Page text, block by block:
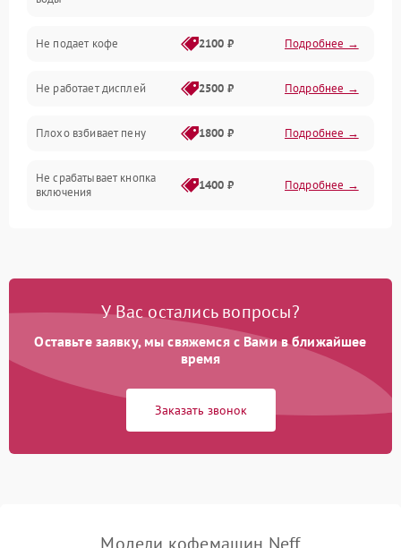
Проблемы с капучинатором и паром
Управление и электроника
Программное обеспечение
Не подает кофе 2100 ₽ Подробнее →
Не работает дисплей 2500 ₽ Подробнее →
Плохо взбивает пену 1800 ₽ Подробнее →
Не срабатывает кнопка
включения
1400 ₽ Подробнее →
Постоянные сбои в работе 1500 ₽ Подробнее →
У Вас остались вопросы?
Оставьте заявку, мы свяжемся с Вами в ближайшее
время
Заказать звонок
Модели кофемашин Neff